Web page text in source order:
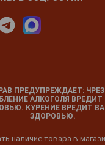
ПРЕДУПРЕЖДАЕТ:
АЛКОГОЛЯ
КУРЕНИЕ ВРЕДИТ
ЗДОРОВЬЮ.
наличие товара в